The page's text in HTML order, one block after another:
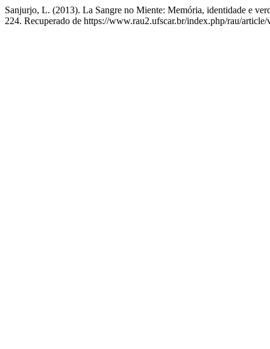
Sanjurjo, L. (2013). La Sangre no Miente: Memória, identidade e
224. Recuperado de https://www.rau2.ufscar.br/index.php/rau/